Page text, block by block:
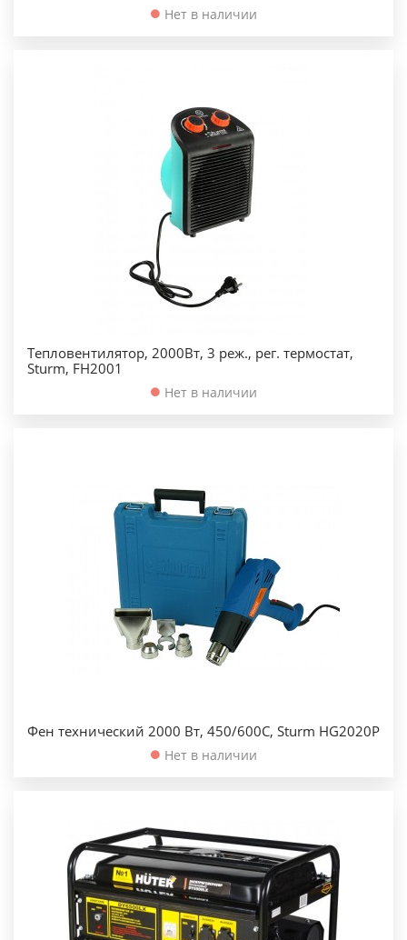
Нет в наличии
Тепловентилятор, 2000Вт, 3 реж., рег. термостат,
Sturm, FH2001
Нет в наличии
Фен технический 2000 Вт, 450/600С, Sturm HG2020P
Нет в наличии